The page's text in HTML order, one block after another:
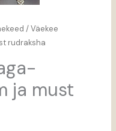
/ Väekee
rudraksha
ja must